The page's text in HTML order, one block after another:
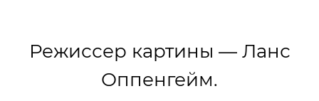
Режиссер картины — Ланс
Оппенгейм.